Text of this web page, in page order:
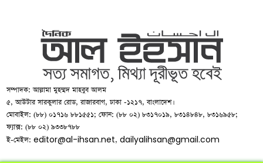
সম্পাদক: আল্লামা মুহম্মদ মাহবুব আলম
৫, আউটার সারকুলার রোড, রাজারবাগ, ঢাকা -১২১৭, বাংলাদেশ।
মোবাইল: (৮৮) ০১৭১৬ ৮৮১৫৫১; ফোন: (৮৮ ০২) ৮৩১৭০১৯, ৮৩১৪৮৪৮, ৮৩১৬৯৫৮;
ফ্যাক্স: (৮৮ ০২) ৯৩৩৮৭৮৮
ই-মেইল:editor@al-ihsan.net,dailyalihsan@gmail.com